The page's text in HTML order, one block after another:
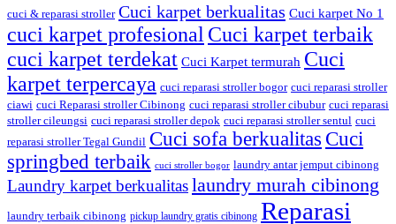
cuci & reparasi stroller Cuci karpet berkualitas Cuci karpet No 1
cuci karpet profesional Cuci karpet terbaik
cuci karpet terdekat Cuci Karpet termurah Cuci
karpet terpercaya cuci reparasi stroller bogor cuci reparasi stroller
ciawi cuci Reparasi stroller Cibinong cuci reparasi stroller cibubur cuci reparasi
stroller cileungsi cuci reparasi stroller depok cuci reparasi stroller sentul cuci
reparasi stroller Tegal Gundil Cuci sofa berkualitas Cuci
springbed terbaik cuci stroller bogor laundry antar jemput cibinong
Laundry karpet berkualitaslaundry murah cibinong
laundry terbaik cibinong pickup laundry gratis cibinong Reparasi